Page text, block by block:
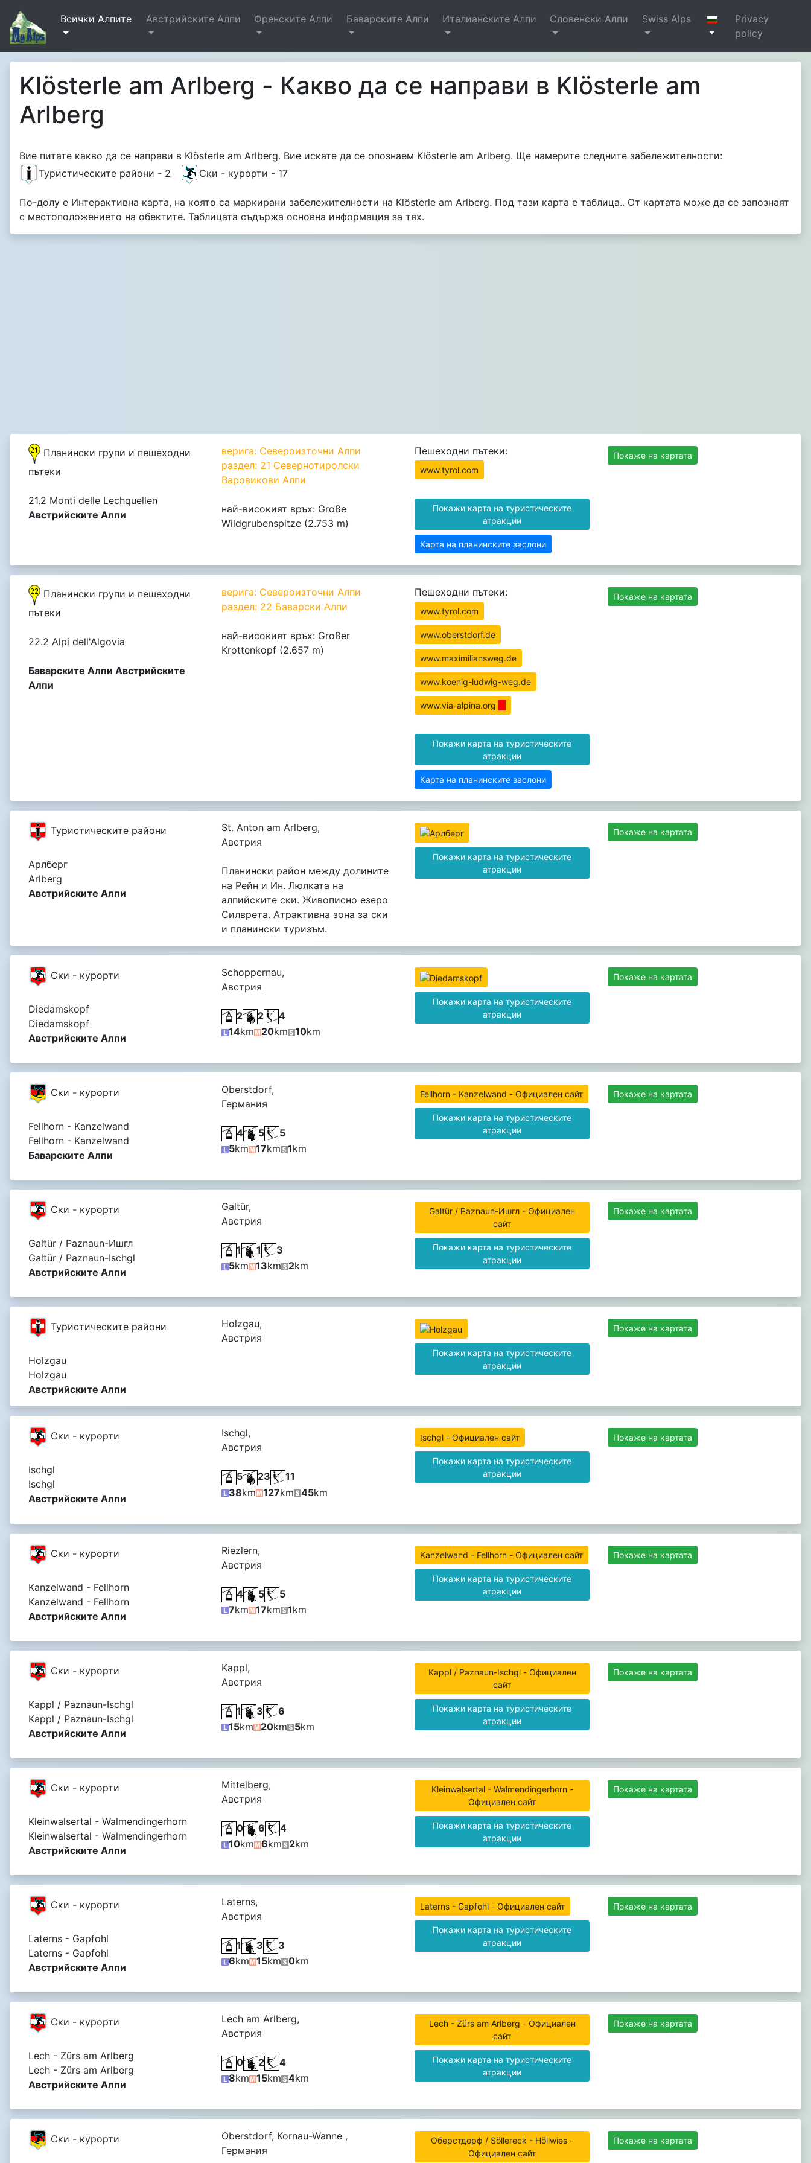
Всички Алпите Австрийските Алпи Френските Алпи Баварските Алпи Италианските Алпи Словенски Алпи Swiss Alps
Privacy
policy
Klösterle am Arlberg - Какво да се направи в Klösterle am
Arlberg
Вие питате какво да се направи в Klösterle am Arlberg. Вие искате да се опознаем Klösterle am Arlberg. Ще намерите следните забележителности:
Туристическите райони - 2
Ски - курорти - 17
По-долу е Интерактивна карта, на която са маркирани забележителности на Klösterle am Arlberg. Под тази карта е таблица.. От картата може да се запознаят
с местоположението на обектите. Таблицата съдържа основна информация за тях.
Планински групи и пешеходни
пътеки
21.2 Monti delle Lechquellen
Австрийските Алпи
верига: Североизточни Алпи
раздел: 21 Севернотиролски
Варовикови Алпи
най-високият връх: Große
Wildgrubenspitze (2.753 m)
Пешеходни пътеки:
www.tyrol.com
Покажи карта на туристическите
атракции
Карта на планинските заслони
Покаже на картата
Планински групи и пешеходни
пътеки
22.2 Alpi dell'Algovia
Баварските Алпи Австрийските
Алпи
верига: Североизточни Алпи
раздел: 22 Баварски Алпи
най-високият връх: Großer
Krottenkopf (2.657 m)
Пешеходни пътеки:
www.tyrol.com
www.oberstdorf.de
www.maximiliansweg.de
www.koenig-ludwig-weg.de
www.via-alpina.org
Покажи карта на туристическите
атракции
Карта на планинските заслони
Покаже на картата
Туристическите райони
Арлберг
Arlberg
Австрийските Алпи
St. Anton am Arlberg,
Австрия
Планински район между долините
на Рейн и Ин. Люлката на
алпийските ски. Живописно езеро
Силврета. Атрактивна зона за ски
и планински туризъм.
Покажи карта на туристическите
атракции
Покаже на картата
Ски - курорти
Diedamskopf
Diedamskopf
Австрийските Алпи
Schoppernau,
Австрия
2 2
4
14km 20km 10km
Покажи карта на туристическите
атракции
Покаже на картата
Ски - курорти
Fellhorn - Kanzelwand
Fellhorn - Kanzelwand
Баварските Алпи
Oberstdorf,
Германия
4 5
5
5km 17km 1km
Fellhorn - Kanzelwand - Официален сайт
Покажи карта на туристическите
атракции
Покаже на картата
Ски - курорти
Galtür / Paznaun-Ишгл
Galtür / Paznaun-Ischgl
Австрийските Алпи
Galtür,
Австрия
1 1
3
5km 13km 2km
Galtür / Paznaun-Ишгл - Официален
сайт
Покажи карта на туристическите
атракции
Покаже на картата
Туристическите райони
Holzgau
Holzgau
Австрийските Алпи
Holzgau,
Австрия
Покажи карта на туристическите
атракции
Покаже на картата
Ски - курорти
Ischgl
Ischgl
Австрийските Алпи
Ischgl,
Австрия
5 23
11
38km 127km 45km
Ischgl - Официален сайт
Покажи карта на туристическите
атракции
Покаже на картата
Ски - курорти
Kanzelwand - Fellhorn
Kanzelwand - Fellhorn
Австрийските Алпи
Riezlern,
Австрия
4 5
5
7km 17km 1km
Kanzelwand - Fellhorn - Официален сайт
Покажи карта на туристическите
атракции
Покаже на картата
Ски - курорти
Kappl / Paznaun-Ischgl
Kappl / Paznaun-Ischgl
Австрийските Алпи
Kappl,
Австрия
1 3
6
15km 20km 5km
Kappl / Paznaun-Ischgl - Официален
сайт
Покажи карта на туристическите
атракции
Покаже на картата
Ски - курорти
Kleinwalsertal - Walmendingerhorn
Kleinwalsertal - Walmendingerhorn
Австрийските Алпи
Mittelberg,
Австрия
0 6
4
10km 6km 2km
Kleinwalsertal - Walmendingerhorn -
Официален сайт
Покажи карта на туристическите
атракции
Покаже на картата
Ски - курорти
Laterns - Gapfohl
Laterns - Gapfohl
Австрийските Алпи
Laterns,
Австрия
1 3
3
6km 15km 0km
Laterns - Gapfohl - Официален сайт
Покажи карта на туристическите
атракции
Покаже на картата
Ски - курорти
Lech - Zürs am Arlberg
Lech - Zürs am Arlberg
Австрийските Алпи
Lech am Arlberg,
Австрия
0 2
4
8km 15km 4km
Lech - Zürs am Arlberg - Официален
сайт
Покажи карта на туристическите
атракции
Покаже на картата
Ски - курорти
Oberstdorf, Kornau-Wanne ,
Германия
Оберстдорф / Söllereck - Höllwies -
Официален сайт
Покаже на картата